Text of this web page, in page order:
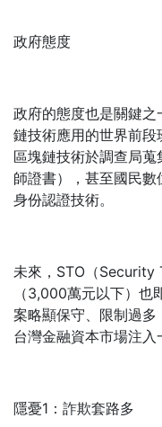
政府態度
政府的態度也是關鍵
鏈技術應用的世界前
區塊鏈技術於調查局
師證書），甚至國民
身份認證技術。
未來，STO（Security
（3,000萬元以下）
案略顯保守、限制過
台灣金融資本市場注入
隱憂1：詐欺套路多